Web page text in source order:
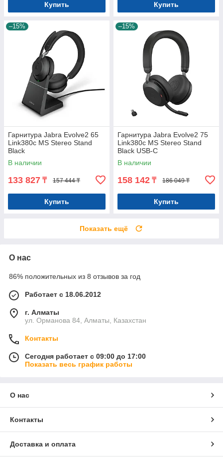
Купить Купить
–15%
Гарнитура Jabra Evolve2 65
Link380c MS Stereo Stand
Black
В наличии
133 827 ₸ 157 444 ₸
Купить
–15%
Гарнитура Jabra Evolve2 75
Link380c MS Stereo Stand
Black USB-C
В наличии
158 142 ₸ 186 049 ₸
Купить
Показать ещё
О нас
86% положительных из 8 отзывов за год
Работает с 18.06.2012
г. Алматы
ул. Орманова 84, Алматы, Казахстан
Контакты
Сегодня работает с 09:00 до 17:00
Показать весь график работы
О нас
Контакты
Доставка и оплата